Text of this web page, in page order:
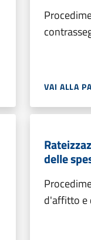
VAI ALLA
delle
d'affitto e